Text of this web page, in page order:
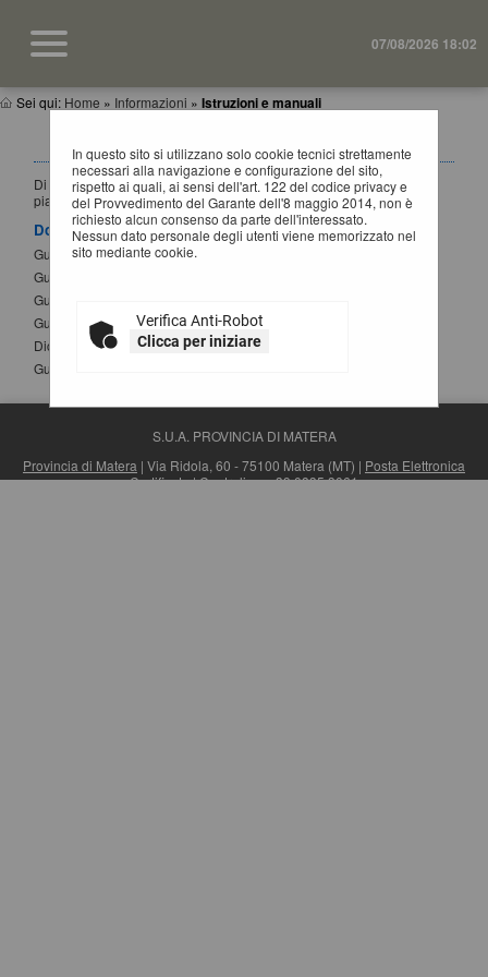
07/08/2026 18:02
Sei qui: Home » Informazioni » Istruzioni e manuali
In questo sito si utilizzano solo cookie tecnici strettamente
necessari alla navigazione e configurazione del sito,
rispetto ai quali, ai sensi dell'art. 122 del codice privacy e
del Provvedimento del Garante dell'8 maggio 2014, non è
richiesto alcun consenso da parte dell'interessato.
Nessun dato personale degli utenti viene memorizzato nel
sito mediante cookie.
Verifica Anti-Robot
Clicca per iniziare
ISTRUZIONI E MANUALI
Di seguito si riportano i manuali di supporto per operare con la
piattaforma telematica dell'Ente.
Documenti
Guida per la registrazione al portale
Guida alla presentazione di un'offerta
Guida alla presentazione di Affidamenti Diretti
Guida iscrizione agli elenchi operatori economici
Dichiarazione sostitutiva atto notorio modifica SPID
Guida alla compilazione del DGUE elettronico
S.U.A. PROVINCIA DI MATERA
Provincia di Matera | Via Ridola, 60 - 75100 Matera (MT) | Posta Elettronica
Certificata| Centralino: +39 0835 3061